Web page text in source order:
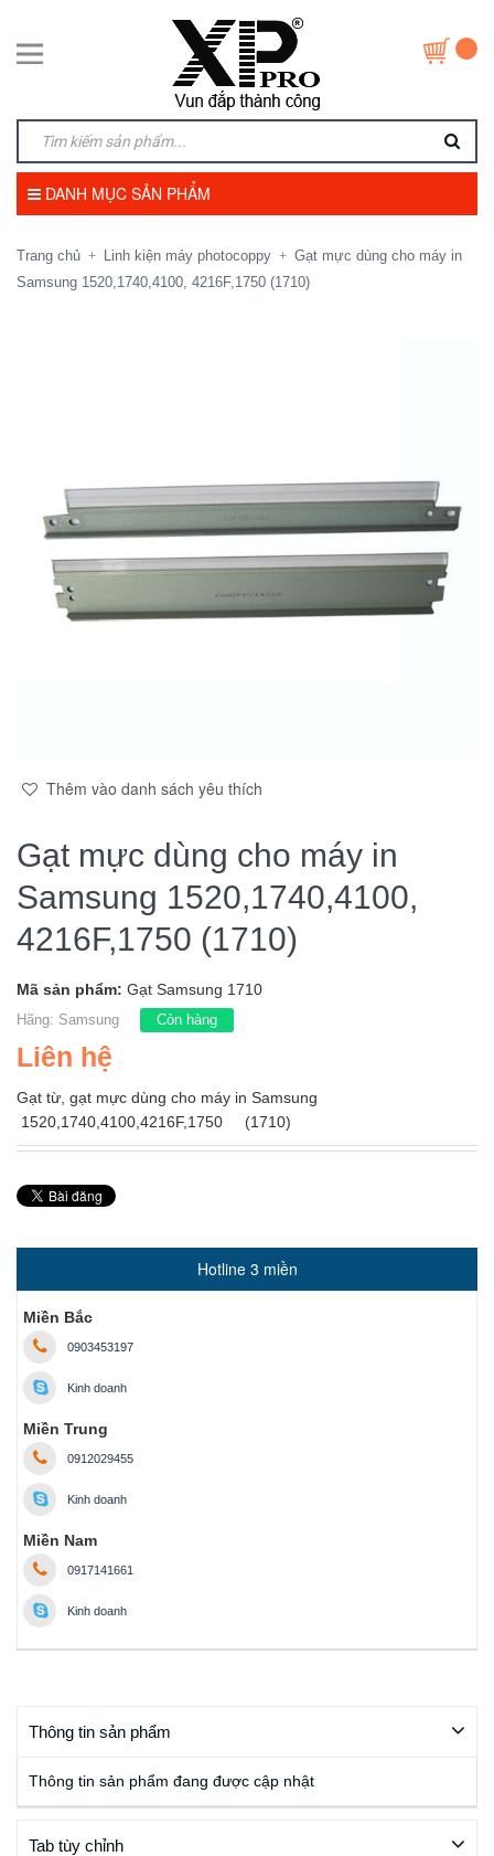
DANH MỤC SẢN PHẨM
Trang chủ + Linh kiện máy photocoppy + Gạt mực dùng cho máy in
Samsung 1520,1740,4100, 4216F,1750 (1710)
Thêm vào danh sách yêu thích
Gạt mực dùng cho máy in
Samsung 1520,1740,4100,
4216F,1750 (1710)
Mã sản phẩm: Gạt Samsung 1710
Hãng: Samsung Còn hàng
Liên hệ
Gạt từ, gạt mực dùng cho máy in Samsung
1520,1740,4100,4216F,1750 (1710)
Hotline 3 miền
Miền Bắc
0903453197
Kinh doanh
Miền Trung
0912029455
Kinh doanh
Miền Nam
0917141661
Kinh doanh
Thông tin sản phẩm
Thông tin sản phẩm đang được cập nhật
Tab tùy chỉnh